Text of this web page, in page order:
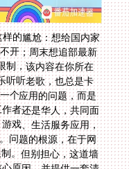
的尴尬：想给国内家
开；周末想追部最新
制，该内容在你所在
听听老歌，也总是卡
个应用的问题，而是
者还是华人，共同面
戏、生活服务应用，
问题的根源，在于网
。但别担心，这道墙
原因，并提供一套清
世界何处，都能像在